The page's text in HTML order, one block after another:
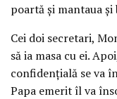
poartă şi mantaua şi
Cei doi secretari,
să ia masa cu ei.
confidenţială se va
Papa emerit îl va